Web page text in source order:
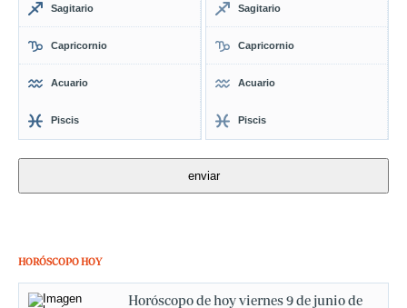
Sagitario
Capricornio
Acuario
Piscis
Sagitario
Capricornio
Acuario
Piscis
HORÓSCOPO HOY
Horóscopo de hoy viernes 9 de junio de